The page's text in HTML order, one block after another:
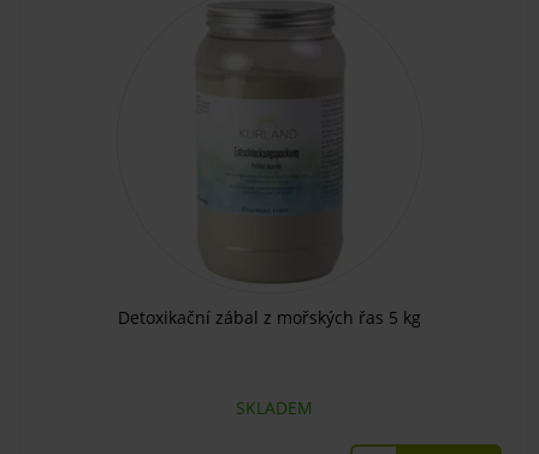
Detoxikační zábal z mořských řas 5 kg
SKLADEM